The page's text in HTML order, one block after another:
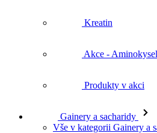
Kreatin
Akce -
Produkty v akci
Gainery a sacharidy
Vše v kategorii Gainery a